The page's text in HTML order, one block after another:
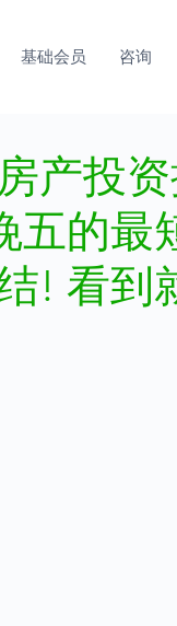
基础会员 咨询
产投
五的最
! 看到